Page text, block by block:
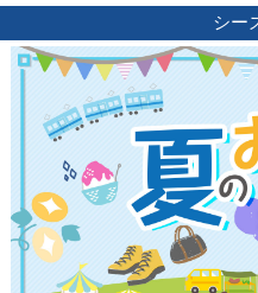
シー
観光ガイド
ランキング
ブログ記事
サイトについて